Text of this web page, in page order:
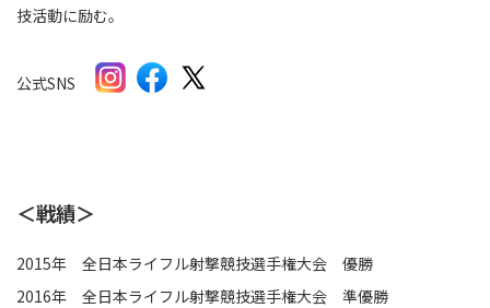
技活動に励む。
公式SNS
＜戦績＞
2015年 全日本ライフル射撃競技選手権大会 優勝
2016年 全日本ライフル射撃競技選手権大会 準優勝